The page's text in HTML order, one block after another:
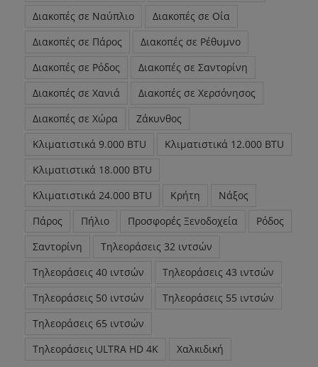
Διακοπές σε Ναύπλιο
Διακοπές σε Οία
Διακοπές σε Πάρος
Διακοπές σε Ρέθυμνο
Διακοπές σε Ρόδος
Διακοπές σε Σαντορίνη
Διακοπές σε Χανιά
Διακοπές σε Χερσόνησος
Διακοπές σε Χώρα
Ζάκυνθος
Κλιματιστικά 9.000 BTU
Κλιματιστικά 12.000 BTU
Κλιματιστικά 18.000 BTU
Κλιματιστικά 24.000 BTU
Κρήτη
Νάξος
Πάρος
Πήλιο Προσφορές Ξενοδοχεία
Ρόδος
Σαντορίνη
Τηλεοράσεις 32 ιντσών
Τηλεοράσεις 40 ιντσών
Τηλεοράσεις 43 ιντσών
Τηλεοράσεις 50 ιντσών
Τηλεοράσεις 55 ιντσών
Τηλεοράσεις 65 ιντσών
Τηλεοράσεις ULTRA HD 4K
Χαλκιδική